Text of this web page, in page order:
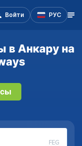
Войти РУС
в Анкару на
FEG